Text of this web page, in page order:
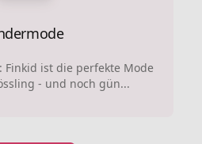
Finkid ist die perfekte Mode
- und noch gün...